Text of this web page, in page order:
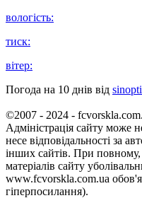
вологість:
тиск:
вітер:
Погода на 10 днів від
©2007 - 2024 -
Адміністрація сайту може
несе відповідальності за
інших сайтів. При повному,
матеріалів сайту
www.fcvorskla.com.ua
гіперпосилання).